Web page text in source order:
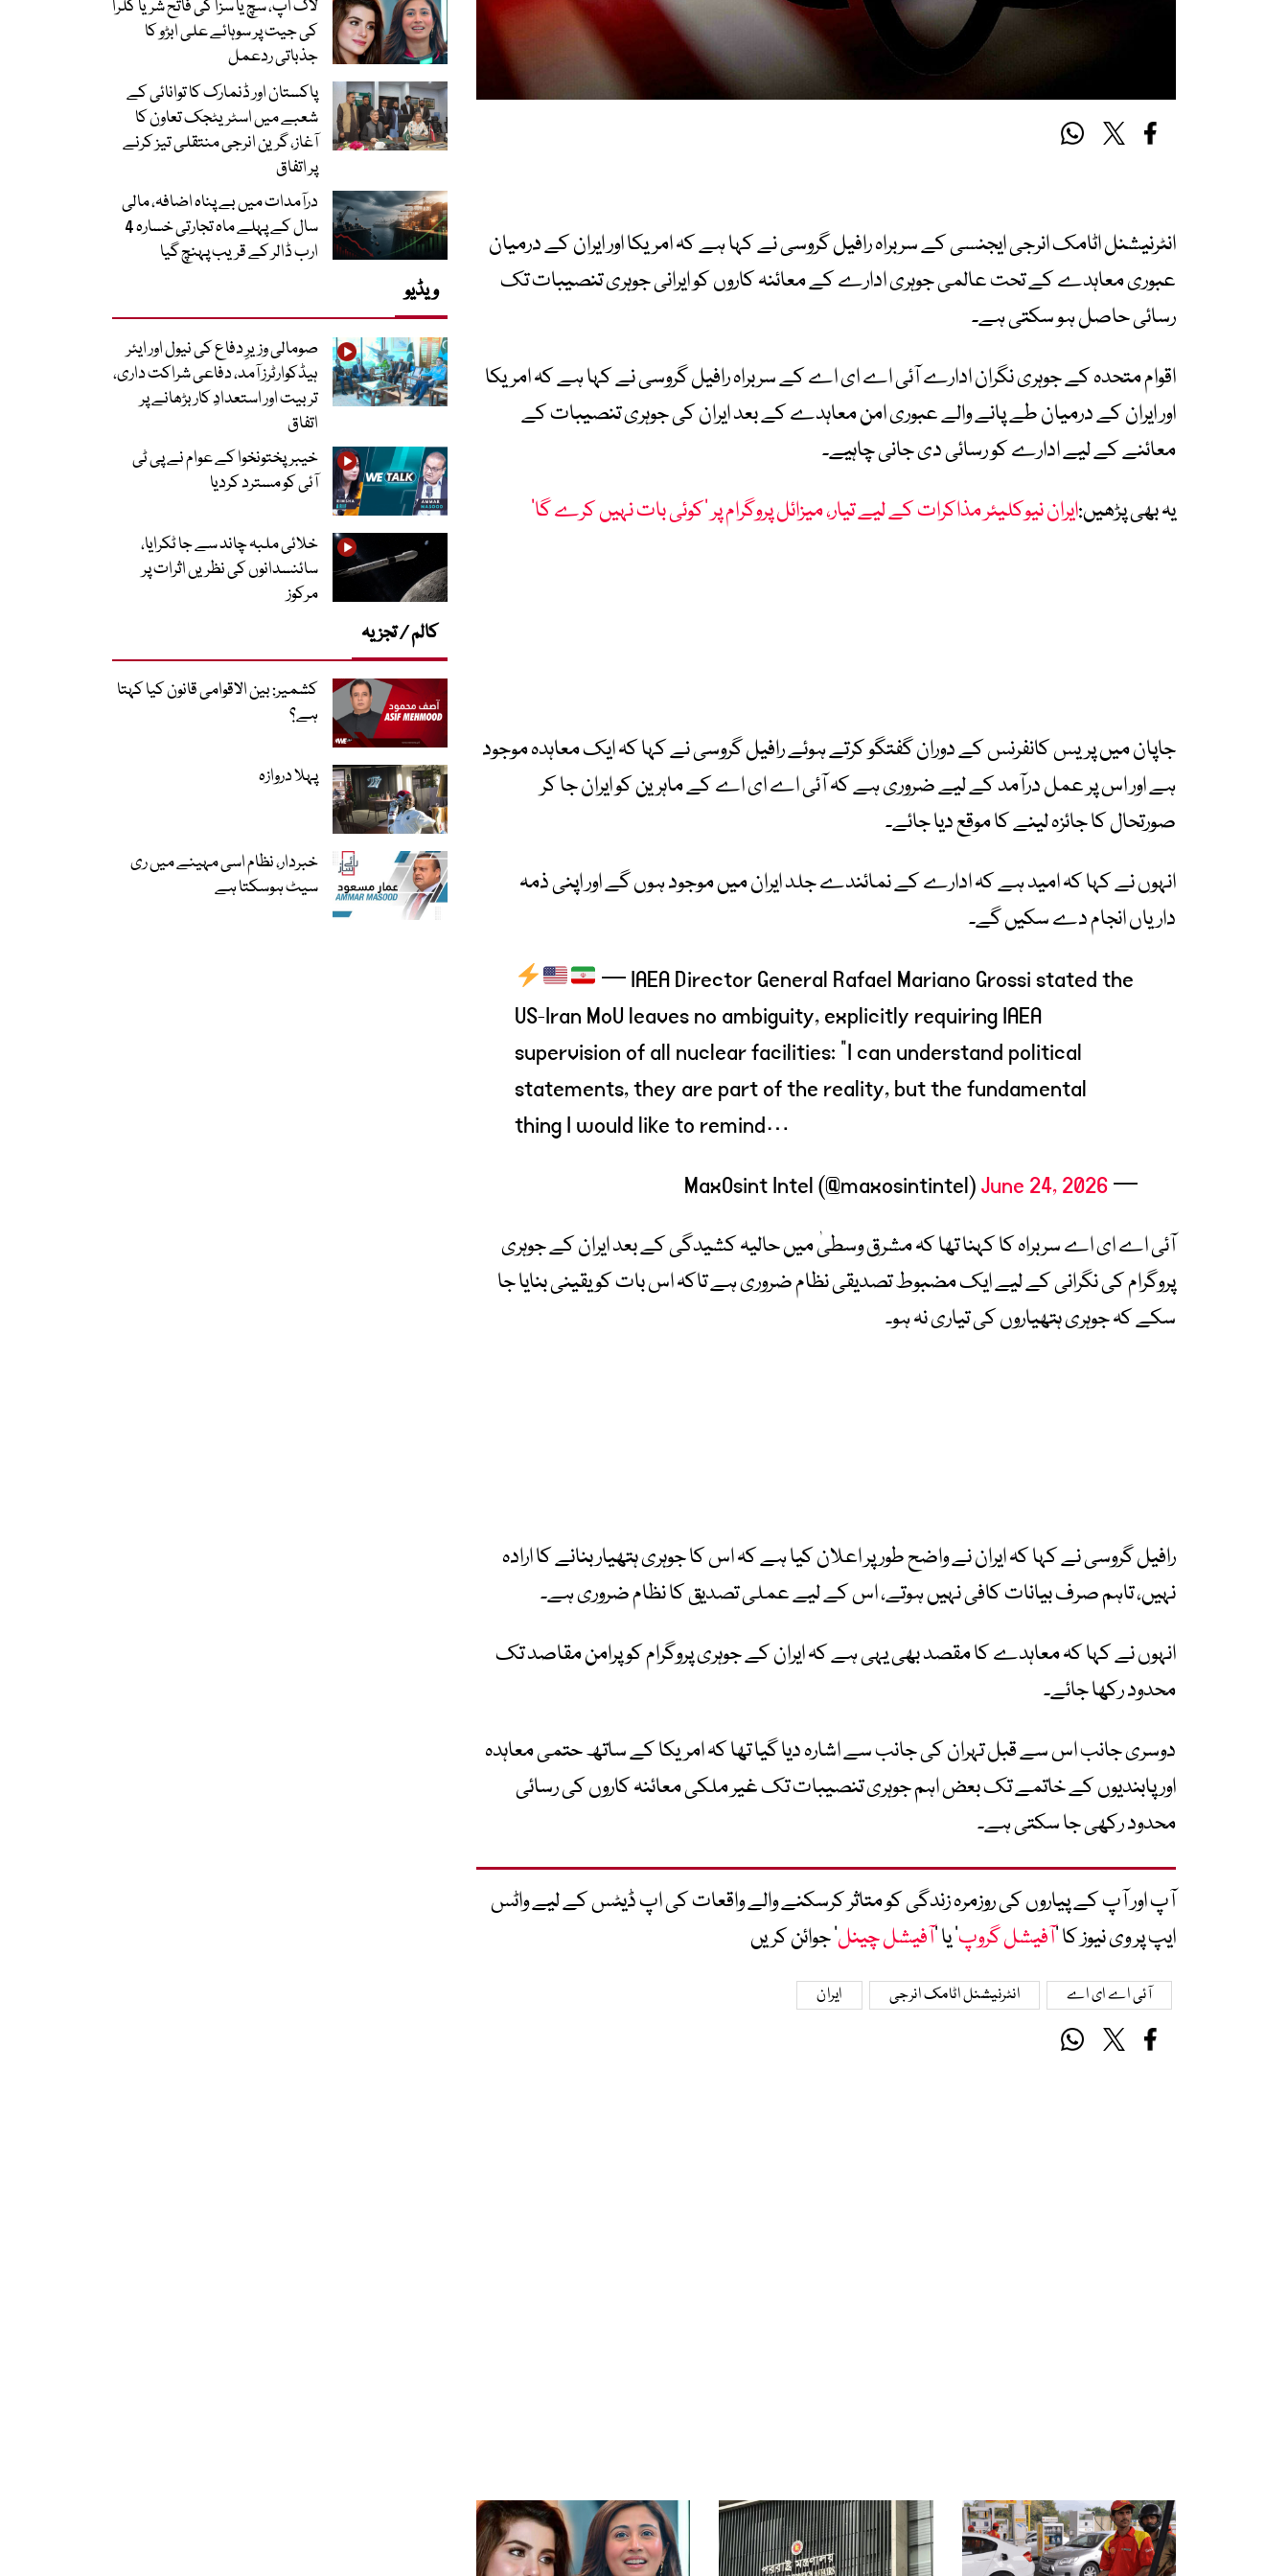
انٹرنیشنل اٹامک انرجی ایجنسی کے سربراہ رافیل گروسی نے کہا ہے کہ امریکا اور ایران کے درمیان
عبوری معاہدے کے تحت عالمی جوہری ادارے کے معائنہ کاروں کو ایرانی جوہری تنصیبات تک
رسائی حاصل ہو سکتی ہے۔
اقوام متحدہ کے جوہری نگران ادارے آئی اے ای اے کے سربراہ رافیل گروسی نے کہا ہے کہ امریکا
اور ایران کے درمیان طے پانے والے عبوری امن معاہدے کے بعد ایران کی جوہری تنصیبات کے
معائنے کے لیے ادارے کو رسائی دی جانی چاہیے۔
یہ بھی پڑھیں:ایران نیوکلیئر مذاکرات کے لیے تیار، میزائل پروگرام پر ’کوئی بات نہیں کرے گا‘
جاپان میں پریس کانفرنس کے دوران گفتگو کرتے ہوئے رافیل گروسی نے کہا کہ ایک معاہدہ موجود
ہے اور اس پر عمل درآمد کے لیے ضروری ہے کہ آئی اے ای اے کے ماہرین کو ایران جا کر
صورتحال کا جائزہ لینے کا موقع دیا جائے۔
انہوں نے کہا کہ امید ہے کہ ادارے کے نمائندے جلد ایران میں موجود ہوں گے اور اپنی ذمہ
داریاں انجام دے سکیں گے۔
— IAEA Director General Rafael Mariano Grossi stated the
US-Iran MoU leaves no ambiguity, explicitly requiring IAEA
supervision of all nuclear facilities: "I can understand political
statements, they are part of the reality, but the fundamental
thing I would like to remind…
— MaxOsint Intel (@maxosintintel)
June 24, 2026
آئی اے ای اے سربراہ کا کہنا تھا کہ مشرق وسطیٰ میں حالیہ کشیدگی کے بعد ایران کے جوہری
پروگرام کی نگرانی کے لیے ایک مضبوط تصدیقی نظام ضروری ہے تاکہ اس بات کو یقینی بنایا جا
سکے کہ جوہری ہتھیاروں کی تیاری نہ ہو۔
رافیل گروسی نے کہا کہ ایران نے واضح طور پر اعلان کیا ہے کہ اس کا جوہری ہتھیار بنانے کا ارادہ
نہیں، تاہم صرف بیانات کافی نہیں ہوتے، اس کے لیے عملی تصدیق کا نظام ضروری ہے۔
انہوں نے کہا کہ معاہدے کا مقصد بھی یہی ہے کہ ایران کے جوہری پروگرام کو پرامن مقاصد تک
محدود رکھا جائے۔
دوسری جانب اس سے قبل تہران کی جانب سے اشارہ دیا گیا تھا کہ امریکا کے ساتھ حتمی معاہدہ
اور پابندیوں کے خاتمے تک بعض اہم جوہری تنصیبات تک غیر ملکی معائنہ کاروں کی رسائی
محدود رکھی جا سکتی ہے۔
آپ اور آپ کے پیاروں کی روزمرہ زندگی کو متاثر کرسکنے والے واقعات کی اپ ڈیٹس کے لیے واٹس
ایپ پر وی نیوز کا ’آفیشل گروپ‘ یا ’آفیشل چینل‘ جوائن کریں
آئی اے ای اے انٹرنیشنل اٹامک انرجی ایران
لاک اپ، سچ یا سزا کی فاتح شریا کلرا
کی جیت پر سوہائے علی ابڑو کا
جذباتی ردعمل
پاکستان اور ڈنمارک کا توانائی کے
شعبے میں اسٹریٹجک تعاون کا
آغاز، گرین انرجی منتقلی تیز کرنے
پر اتفاق
درآمدات میں بے پناہ اضافہ، مالی
سال کے پہلے ماہ تجارتی خسارہ 4
ارب ڈالر کے قریب پہنچ گیا
ویڈیو
صومالی وزیرِ دفاع کی نیول اور ایئر
ہیڈکوارٹرز آمد، دفاعی شراکت داری،
تربیت اور استعدادِ کار بڑھانے پر
اتفاق
خیبرپختونخوا کے عوام نے پی ٹی
آئی کو مسترد کردیا
خلائی ملبہ چاند سے جا ٹکرایا،
سائنسدانوں کی نظریں اثرات پر
مرکوز
کالم / تجزیہ
کشمیر: بین الاقوامی قانون کیا کہتا
ہے؟
پہلا دروازہ
خبردار، نظام اسی مہینے میں ری
سیٹ ہوسکتا ہے